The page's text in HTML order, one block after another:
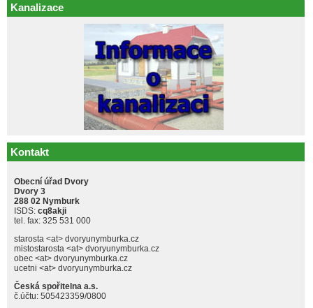
Kanalizace
Kontakt
Obecní úřad Dvory
Dvory 3
288 02 Nymburk
ISDS: cq8akji
tel. fax: 325 531 000
starosta <at> dvoryunymburka.cz
mistostarosta <at> dvoryunymburka.cz
obec <at> dvoryunymburka.cz
ucetni <at> dvoryunymburka.cz
Česká spořitelna a.s.
č.účtu: 505423359/0800